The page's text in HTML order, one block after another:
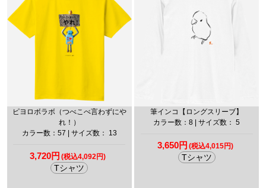
ピヨロボラボ（つべこべ言わずにや
れ！）
カラー数：57 | サイズ数： 13
3,720円 (税込4,092円)
Tシャツ
筆インコ【ロングスリーブ】
カラー数：8 | サイズ数： 5
3,650円 (税込4,015円)
Tシャツ